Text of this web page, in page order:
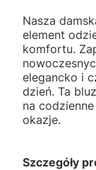
Nasza
element
komfortu.
elegancko i
dzień. Ta
na
okazje.
Szczegóły